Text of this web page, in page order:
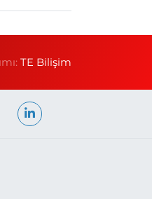
TE Bilişim